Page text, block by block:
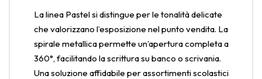
La linea Pastel si distingue per le tonalità delicate
che valorizzano l’esposizione nel punto vendita. La
spirale metallica permette un’apertura completa a
360°, facilitando la scrittura su banco o scrivania.
Una soluzione affidabile per assortimenti scolastici